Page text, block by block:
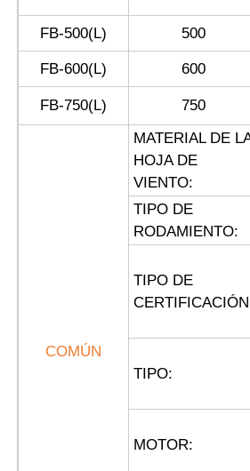
interruptor a prueba de
Glándulas de cable a prueba de
enchufe y zócalo a prueba de
FB-500(L) 500
FB-600(L) 600
FB-750(L) 750
COMÚN
MATERIAL DE
HOJA DE
VIENTO:
TIPO DE
RODAMIENTO:
TIPO DE
TIPO:
MOTOR: